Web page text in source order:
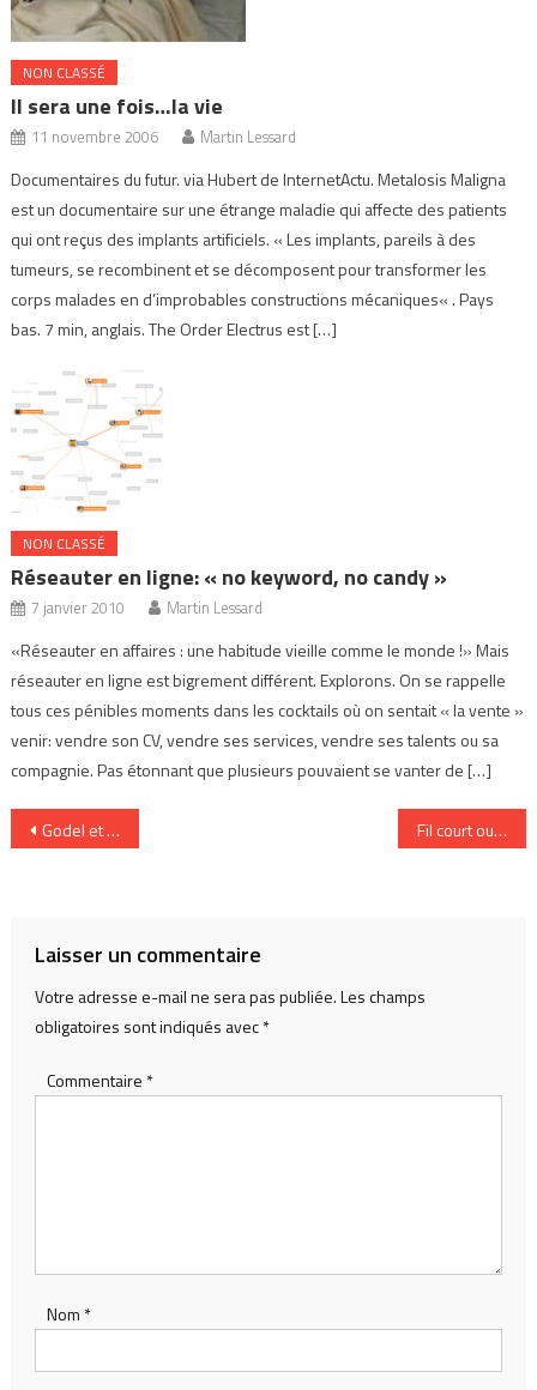
NON CLASSÉ
Il sera une fois…la vie
11 novembre 2006 Martin Lessard
Documentaires du futur. via Hubert de InternetActu. Metalosis Maligna
est un documentaire sur une étrange maladie qui affecte des patients
qui ont reçus des implants artificiels. « Les implants, pareils à des
tumeurs, se recombinent et se décomposent pour transformer les
corps malades en d’improbables constructions mécaniques« . Pays
bas. 7 min, anglais. The Order Electrus est […]
NON CLASSÉ
Réseauter en ligne: « no keyword, no candy »
7 janvier 2010 Martin Lessard
«Réseauter en affaires : une habitude vieille comme le monde !» Mais
réseauter en ligne est bigrement différent. Explorons. On se rappelle
tous ces pénibles moments dans les cocktails où on sentait « la vente »
venir: vendre son CV, vendre ses services, vendre ses talents ou sa
compagnie. Pas étonnant que plusieurs pouvaient se vanter de […]
Navigation
Godel et le web semantique Fil court ou fil long?
Laisser un commentaire
Votre adresse e-mail ne sera pas publiée.Les champs
obligatoires sont indiqués avec*
Commentaire *
Nom *